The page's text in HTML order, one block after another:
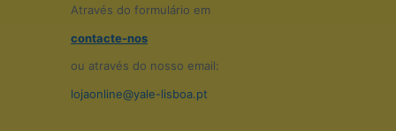
Através do formulário em
contacte-nos
ou através do nosso email:
lojaonline@yale-lisboa.pt